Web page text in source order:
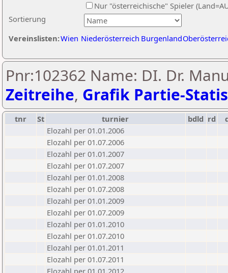
Sortierung
Nur "österreichische" Spieler
Vereinslisten:Wien Niederösterreich Burgenland
Pnr:102362 Name: DI. Dr.
Zeitreihe, Grafik Partie-
tnr St turnier bdld rd
Elozahl per 01.01.2006
Elozahl per 01.07.2006
Elozahl per 01.01.2007
Elozahl per 01.07.2007
Elozahl per 01.01.2008
Elozahl per 01.07.2008
Elozahl per 01.01.2009
Elozahl per 01.07.2009
Elozahl per 01.01.2010
Elozahl per 01.07.2010
Elozahl per 01.01.2011
Elozahl per 01.07.2011
Elozahl per 01.01.2012